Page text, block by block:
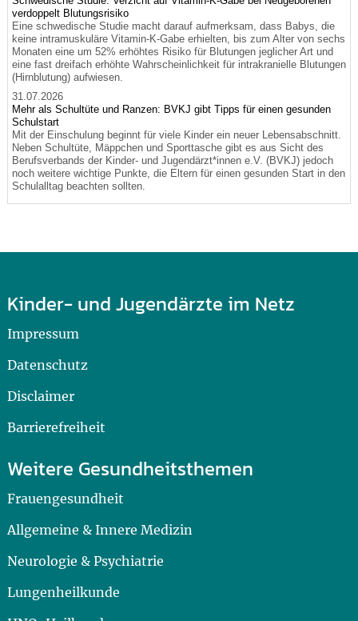
verdoppelt Blutungsrisiko
Eine schwedische Studie macht darauf aufmerksam, dass Babys, die
keine intramuskuläre Vitamin-K-Gabe erhielten, bis zum Alter von sechs
Monaten eine um 52% erhöhtes Risiko für Blutungen jeglicher Art und
eine fast dreifach erhöhte Wahrscheinlichkeit für intrakranielle Blutungen
(Hirnblutung) aufwiesen.
31.07.2026
Mehr als Schultüte und Ranzen: BVKJ gibt Tipps für einen gesunden
Schulstart
Mit der Einschulung beginnt für viele Kinder ein neuer Lebensabschnitt.
Neben Schultüte, Mäppchen und Sporttasche gibt es aus Sicht des
Berufsverbands der Kinder- und Jugendärzt*innen e.V. (BVKJ) jedoch
noch weitere wichtige Punkte, die Eltern für einen gesunden Start in den
Schulalltag beachten sollten.
Kinder- und Jugendärzte im Netz
Impressum
Datenschutz
Disclaimer
Barrierefreiheit
Weitere Gesundheitsthemen
Frauengesundheit
Allgemeine & Innere Medizin
Neurologie & Psychiatrie
Lungenheilkunde